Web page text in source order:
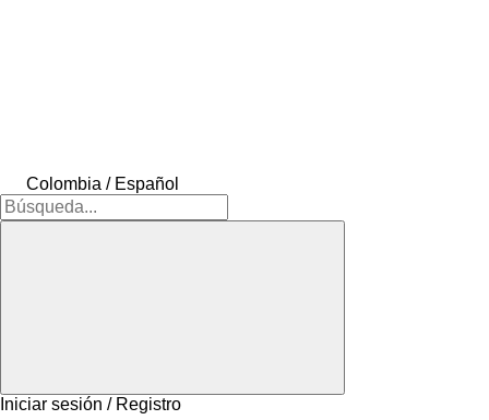
Colombia / Español
Iniciar sesión / Registro